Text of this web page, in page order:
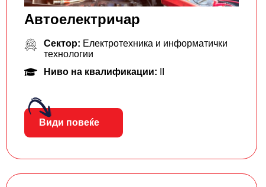
Aвтоелектричар
Сектор: Електротехника и информатички
технологии
Ниво на квалификации:
Види повеќе